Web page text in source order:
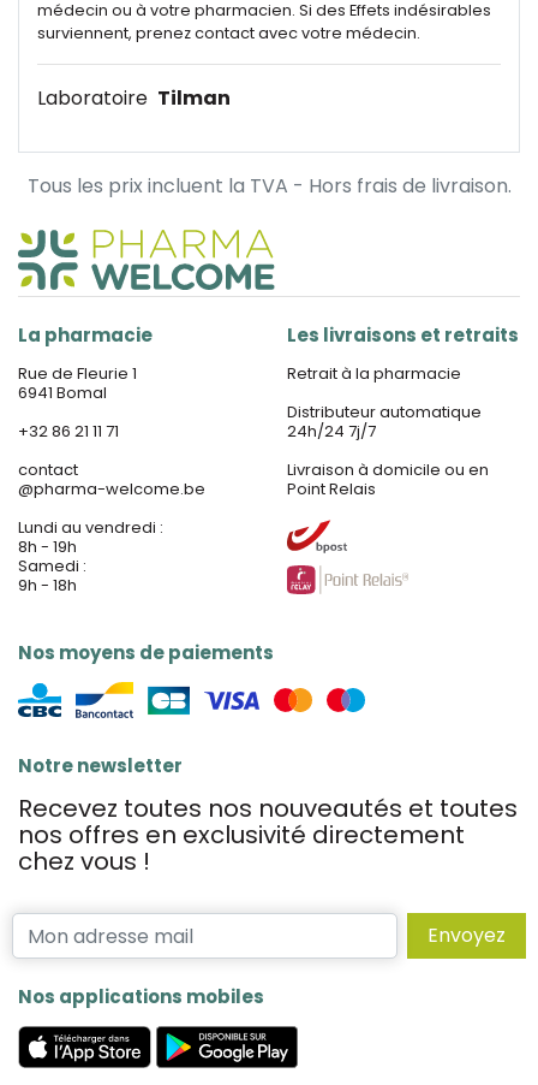
médecin ou à votre pharmacien. Si des Effets indésirables
surviennent, prenez contact avec votre médecin.
Laboratoire Tilman
Tous les prix incluent la TVA - Hors frais de livraison.
La pharmacie
Rue de Fleurie 1
6941 Bomal
+32 86 21 11 71
contact
@pharma-welcome.be
Lundi au vendredi :
8h - 19h
Samedi :
9h - 18h
Nos moyens de paiements
Les livraisons et retraits
Retrait à la pharmacie
Distributeur automatique
24h/24 7j/7
Livraison à domicile ou en
Point Relais
Notre newsletter
Recevez toutes nos nouveautés et toutes
nos offres en exclusivité directement
chez vous !
Envoyez
Nos applications mobiles